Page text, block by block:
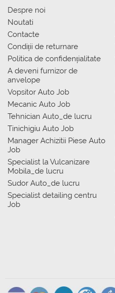
Despre noi
Noutati
Contacte
Condiții de returnare
Politica de confidențialitate
A deveni furnizor de
anvelope
Vopsitor Auto Job
Mecanic Auto Job
Tehnician Auto_de lucru
Tinichigiu Auto Job
Manager Achizitii Piese Auto
Job
Specialist la Vulcanizare
Mobila_de lucru
Sudor Auto_de lucru
Specialist detailing centru
Job